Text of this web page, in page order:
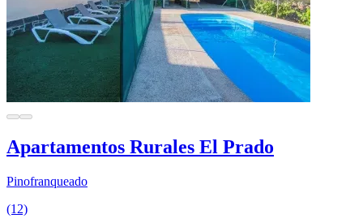
Apartamentos Rurales El Prado
Pinofranqueado
(12)